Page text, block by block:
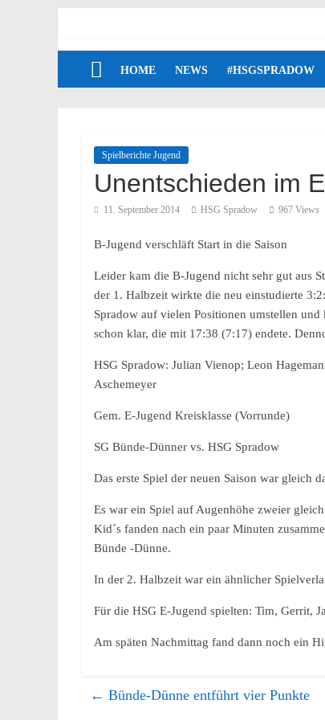
HOME NEWS #HSGSPRADOW
Spielberichte Jugend
Unentschieden im
11. September 2014 HSG Spradow 967 Views
B-Jugend verschläft Start in die Saison
Leider kam die B-Jugend nicht sehr gut aus
der 1. Halbzeit wirkte die neu einstudierte
Spradow auf vielen Positionen umstellen
schon klar, die mit 17:38 (7:17) endete.
HSG Spradow: Julian Vienop; Leon
Aschemeyer
Gem. E-Jugend Kreisklasse (Vorrunde)
SG Bünde-Dünner vs. HSG Spradow
Das erste Spiel der neuen Saison war gleich
Es war ein Spiel auf Augenhöhe zweier
Kid´s fanden nach ein paar Minuten
Bünde -Dünne.
In der 2. Halbzeit war ein ähnlicher
Für die HSG E-Jugend spielten: Tim, Gerrit,
Am späten Nachmittag fand dann noch ein
← Bünde-Dünne entführt vier Punkte